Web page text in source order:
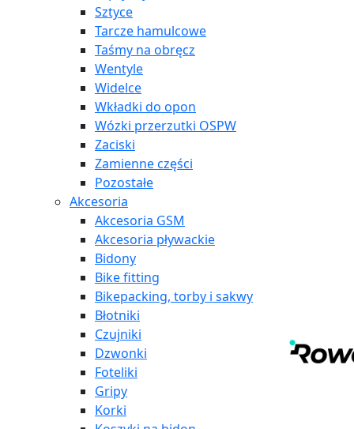
Sztyce
Tarcze hamulcowe
Taśmy na obręcz
Wentyle
Widelce
Wkładki do opon
Wózki przerzutki OSPW
Zaciski
Zamienne części
Pozostałe
Akcesoria
Akcesoria GSM
Akcesoria pływackie
Bidony
Bike fitting
Bikepacking, torby i sakwy
Błotniki
Czujniki
Dzwonki
Foteliki
Gripy
Korki